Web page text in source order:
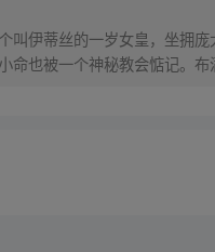
叫伊蒂丝的一岁女皇，坐拥
命也被一个神秘教会惦记。